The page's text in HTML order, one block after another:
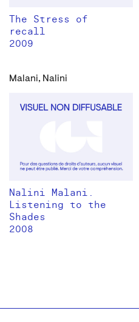
The Stress of
recall
2009
Malani, Nalini
Nalini Malani.
Listening to the
Shades
2008